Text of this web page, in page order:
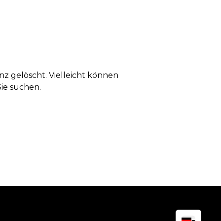
gelöscht. Vielleicht können
suchen.